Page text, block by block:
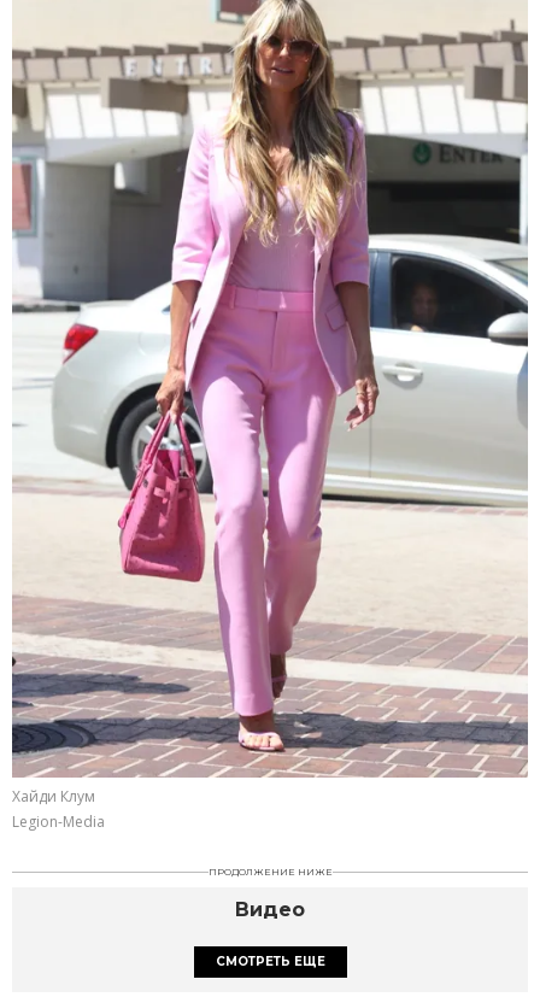
Хайди Клум
Legion-Media
ПРОДОЛЖЕНИЕ НИЖЕ
Видео
СМОТРЕТЬ ЕЩЕ